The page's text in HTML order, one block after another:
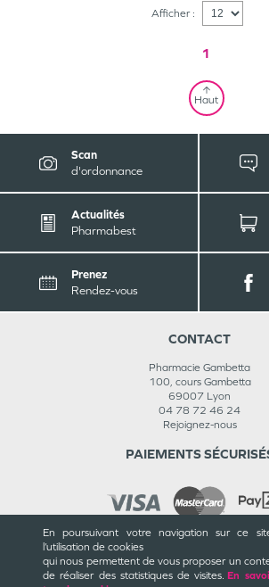
En poursuivant votre navigation sur ce
l’utilisation de cookies
qui nous permettent de vous proposer un
de réaliser des statistiques de visites. En
Afficher :
1
Haut
Scan
d'ordonnance
Actualités
Pharmabest
Prenez
Rendez-vous
CONTACT
Pharmacie Gambetta
100, cours Gambetta
69007 Lyon
04 78 72 46 24
Rejoignez-nous
CGU / CGV
PAIEMENTS